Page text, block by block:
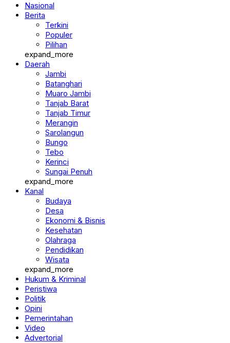
Nasional
Berita
Terkini
Populer
Pilihan
expand_more
Daerah
Jambi
Batanghari
Muaro Jambi
Tanjab Barat
Tanjab Timur
Merangin
Sarolangun
Bungo
Tebo
Kerinci
Sungai Penuh
expand_more
Kanal
Budaya
Desa
Ekonomi & Bisnis
Kesehatan
Olahraga
Pendidikan
Wisata
expand_more
Hukum & Kriminal
Peristiwa
Politik
Opini
Pemerintahan
Video
Advertorial